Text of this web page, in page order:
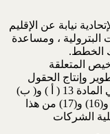
نيابة عن الإقليم
البترولية ، ومساعدة
الخطط.
المتعلقة
وإنتاج الحقول
المكتشفة غير المطورة عدا تلك المذكورة في المادة 13 ( أ ) و( ب)
وفقاً للآليات المنصوص عليها في المواد (15) و(16) و(17) من هذا
الشركات